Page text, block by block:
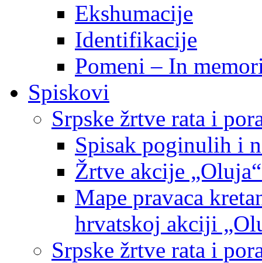
Ekshumacije
Identifikacije
Pomeni – In
Spiskovi
Srpske žrtve rata i
Spisak poginulih i
Žrtve akcije
Mape pravaca
hrvatskoj akciji
Srpske žrtve rata i